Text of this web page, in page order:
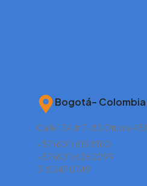
Bogotá– Colombia
Calle 134 # 7-83 Oficina 451
+57 (601) 615 8180
+57 (601) 626 2299
318 347 0749